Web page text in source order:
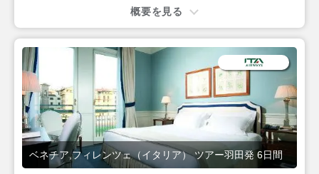
概要を見る
ベネチア,フィレンツェ（イタリア） ツアー羽田発 6日間